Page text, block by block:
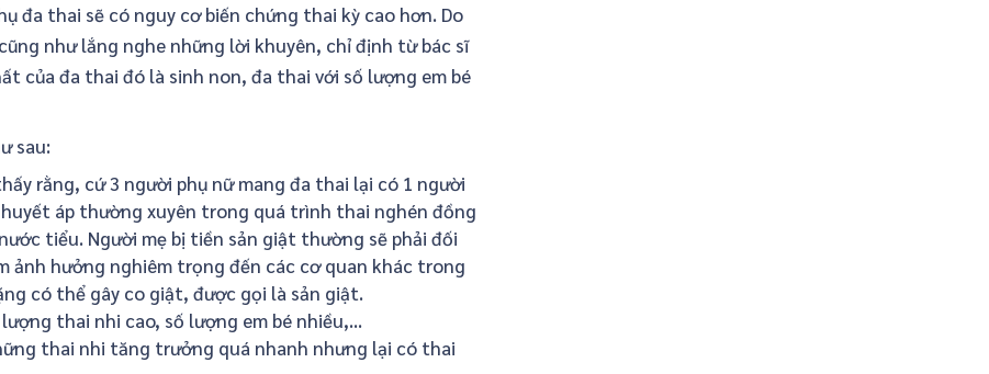
đa thai sẽ có nguy cơ biến chứng thai kỳ cao hơn. Do
như lắng nghe những lời khuyên, chỉ định từ bác sĩ
của đa thai đó là sinh non, đa thai với số lượng em bé
sau:
rằng, cứ 3 người phụ nữ mang đa thai lại có 1 người
áp thường xuyên trong quá trình thai nghén đồng
tiểu. Người mẹ bị tiền sản giật thường sẽ phải đối
ảnh hưởng nghiêm trọng đến các cơ quan khác trong
có thể gây co giật, được gọi là sản giật.
thai nhi cao, số lượng em bé nhiều,...
thai nhi tăng trưởng quá nhanh nhưng lại có thai